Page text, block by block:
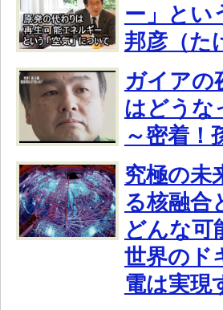
ー」とい
邦彦（た
ガイアの
はどうな
～密着！
究極の未
る核融合
どんな可
世界のド
電は実現